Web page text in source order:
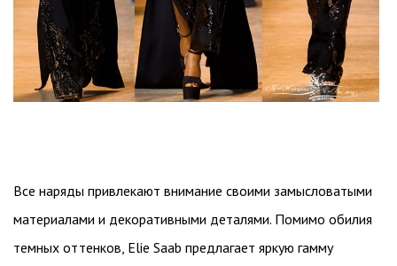
Все наряды привлекают внимание своими замысловатыми
материалами и декоративными деталями. Помимо обилия
темных оттенков, Elie Saab предлагает яркую гамму